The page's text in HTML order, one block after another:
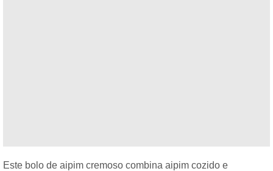
Este bolo de aipim cremoso combina aipim cozido e